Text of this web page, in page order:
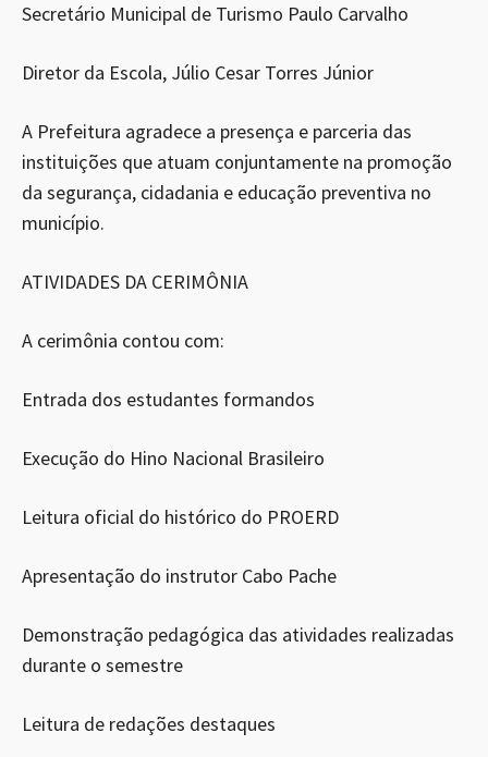
Secretário Municipal de Turismo Paulo Carvalho
Diretor da Escola, Júlio Cesar Torres Júnior
A Prefeitura agradece a presença e parceria das
instituições que atuam conjuntamente na promoção
da segurança, cidadania e educação preventiva no
município.
ATIVIDADES DA CERIMÔNIA
A cerimônia contou com:
Entrada dos estudantes formandos
Execução do Hino Nacional Brasileiro
Leitura oficial do histórico do PROERD
Apresentação do instrutor Cabo Pache
Demonstração pedagógica das atividades realizadas
durante o semestre
Leitura de redações destaques